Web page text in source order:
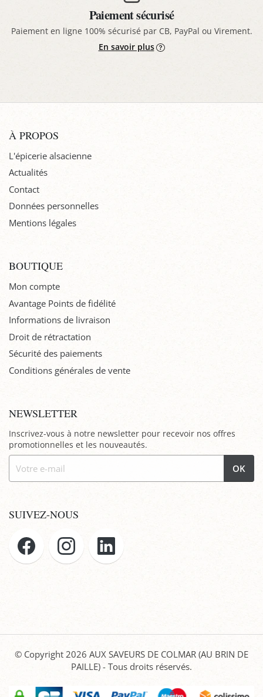
Paiement sécurisé
Paiement en ligne 100% sécurisé par CB, PayPal ou Virement.
En savoir plus
À PROPOS
L'épicerie alsacienne
Actualités
Contact
Données personnelles
Mentions légales
BOUTIQUE
Mon compte
Avantage Points de fidélité
Informations de livraison
Droit de rétractation
Sécurité des paiements
Conditions générales de vente
NEWSLETTER
Inscrivez-vous à notre newsletter pour recevoir nos offres
promotionnelles et les nouveautés.
OK
SUIVEZ-NOUS
© Copyright 2026 AUX SAVEURS DE COLMAR (AU BRIN DE
PAILLE) - Tous droits réservés.